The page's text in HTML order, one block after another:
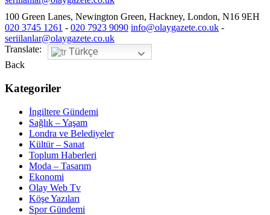
100 Green Lanes, Newington Green, Hackney, London, N16 9EH
020 3745 1261 - 020 7923 9090 info@olaygazete.co.uk -
seriilanlar@olaygazete.co.uk
Translate:
Türkçe
Back
Kategoriler
İngiltere Gündemi
Sağlık – Yaşam
Londra ve Belediyeler
Kültür – Sanat
Toplum Haberleri
Moda – Tasarım
Ekonomi
Olay Web Tv
Köşe Yazıları
Spor Gündemi